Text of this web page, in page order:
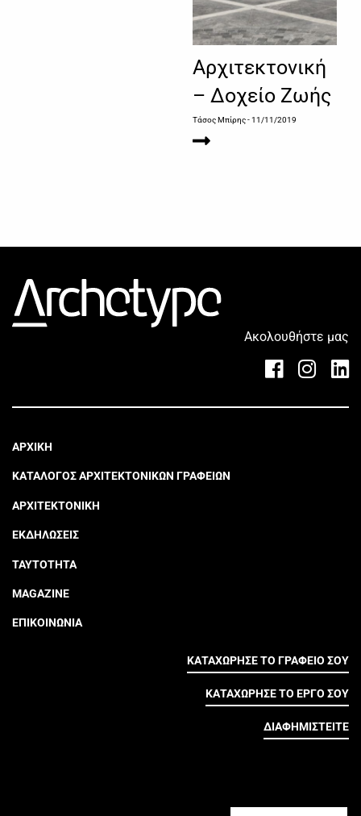
Αρχιτεκτονική
– Δοχείο Ζωής
Τάσος Μπίρης- 11/11/2019
Ακολουθήστε μας
ΑΡΧΙΚΗ
ΚΑΤΑΛΟΓΟΣ ΑΡΧΙΤΕΚΤΟΝΙΚΩΝ ΓΡΑΦΕΙΩΝ
ΑΡΧΙΤΕΚΤΟΝΙΚΗ
ΕΚΔΗΛΩΣΕΙΣ
ΤΑΥΤΟΤΗΤΑ
MAGAZINE
ΕΠΙΚΟΙΝΩΝΙΑ
ΚΑΤΑΧΩΡΗΣΕ ΤΟ ΓΡΑΦΕΙΟ ΣΟΥ
ΚΑΤΑΧΩΡΗΣΕ ΤΟ ΕΡΓΟ ΣΟΥ
ΔΙΑΦΗΜΙΣΤΕΙΤΕ